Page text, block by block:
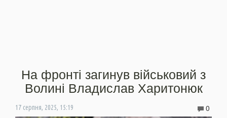
На фронті загинув військовий з
Волині Владислав Харитонюк
17 серпня, 2025, 15:19 0